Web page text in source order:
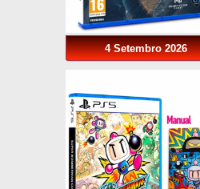
4 Setembro 2026